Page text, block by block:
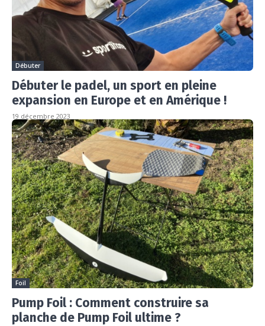
Débuter
Débuter le padel, un sport en pleine
expansion en Europe et en Amérique !
19 décembre 2023
Foil
Pump Foil : Comment construire sa
planche de Pump Foil ultime ?